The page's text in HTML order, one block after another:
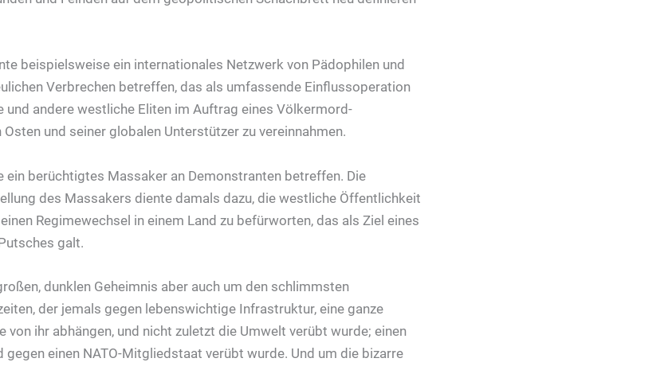
beispielsweise ein internationales Netzwerk von Pädophilen und
Verbrechen betreffen, das als umfassende Einflussoperation
und andere westliche Eliten im Auftrag eines Völkermord-
und seiner globalen Unterstützer zu vereinnahmen.
ein berüchtigtes Massaker an Demonstranten betreffen. Die
des Massakers diente damals dazu, die westliche Öffentlichkeit
Regimewechsel in einem Land zu befürworten, das als Ziel eines
galt.
dunklen Geheimnis aber auch um den schlimmsten
der jemals gegen lebenswichtige Infrastruktur, eine ganze
von ihr abhängen, und nicht zuletzt die Umwelt verübt wurde; einen
gegen einen NATO-Mitgliedstaat verübt wurde. Und um die bizarre